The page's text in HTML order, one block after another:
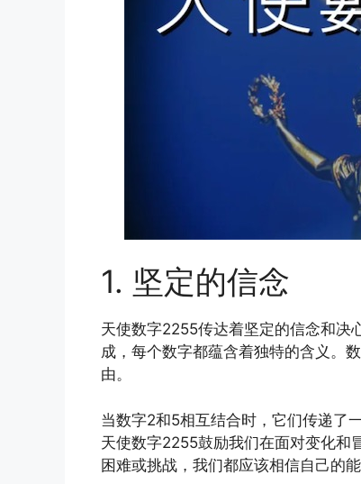
1. 坚定的信念
天使数字2255传达着坚定的信念和决
成，每个数字都蕴含着独特的含义。
由。
当数字2和5相互结合时，它们传递了
天使数字2255鼓励我们在面对变化和
困难或挑战，我们都应该相信自己的